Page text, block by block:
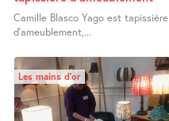
Camille Blasco Yago est tapissière
d’ameublement,...
Les mains d’or